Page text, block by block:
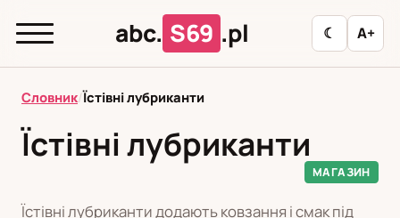
abc. S69 .pl ☾ A+
abc. S69
Б
Е
З
П Р
Словник/Їстівні лубриканти
Їстівні лубриканти
МАГАЗИН
Їстівні лубриканти додають ковзання і смак під